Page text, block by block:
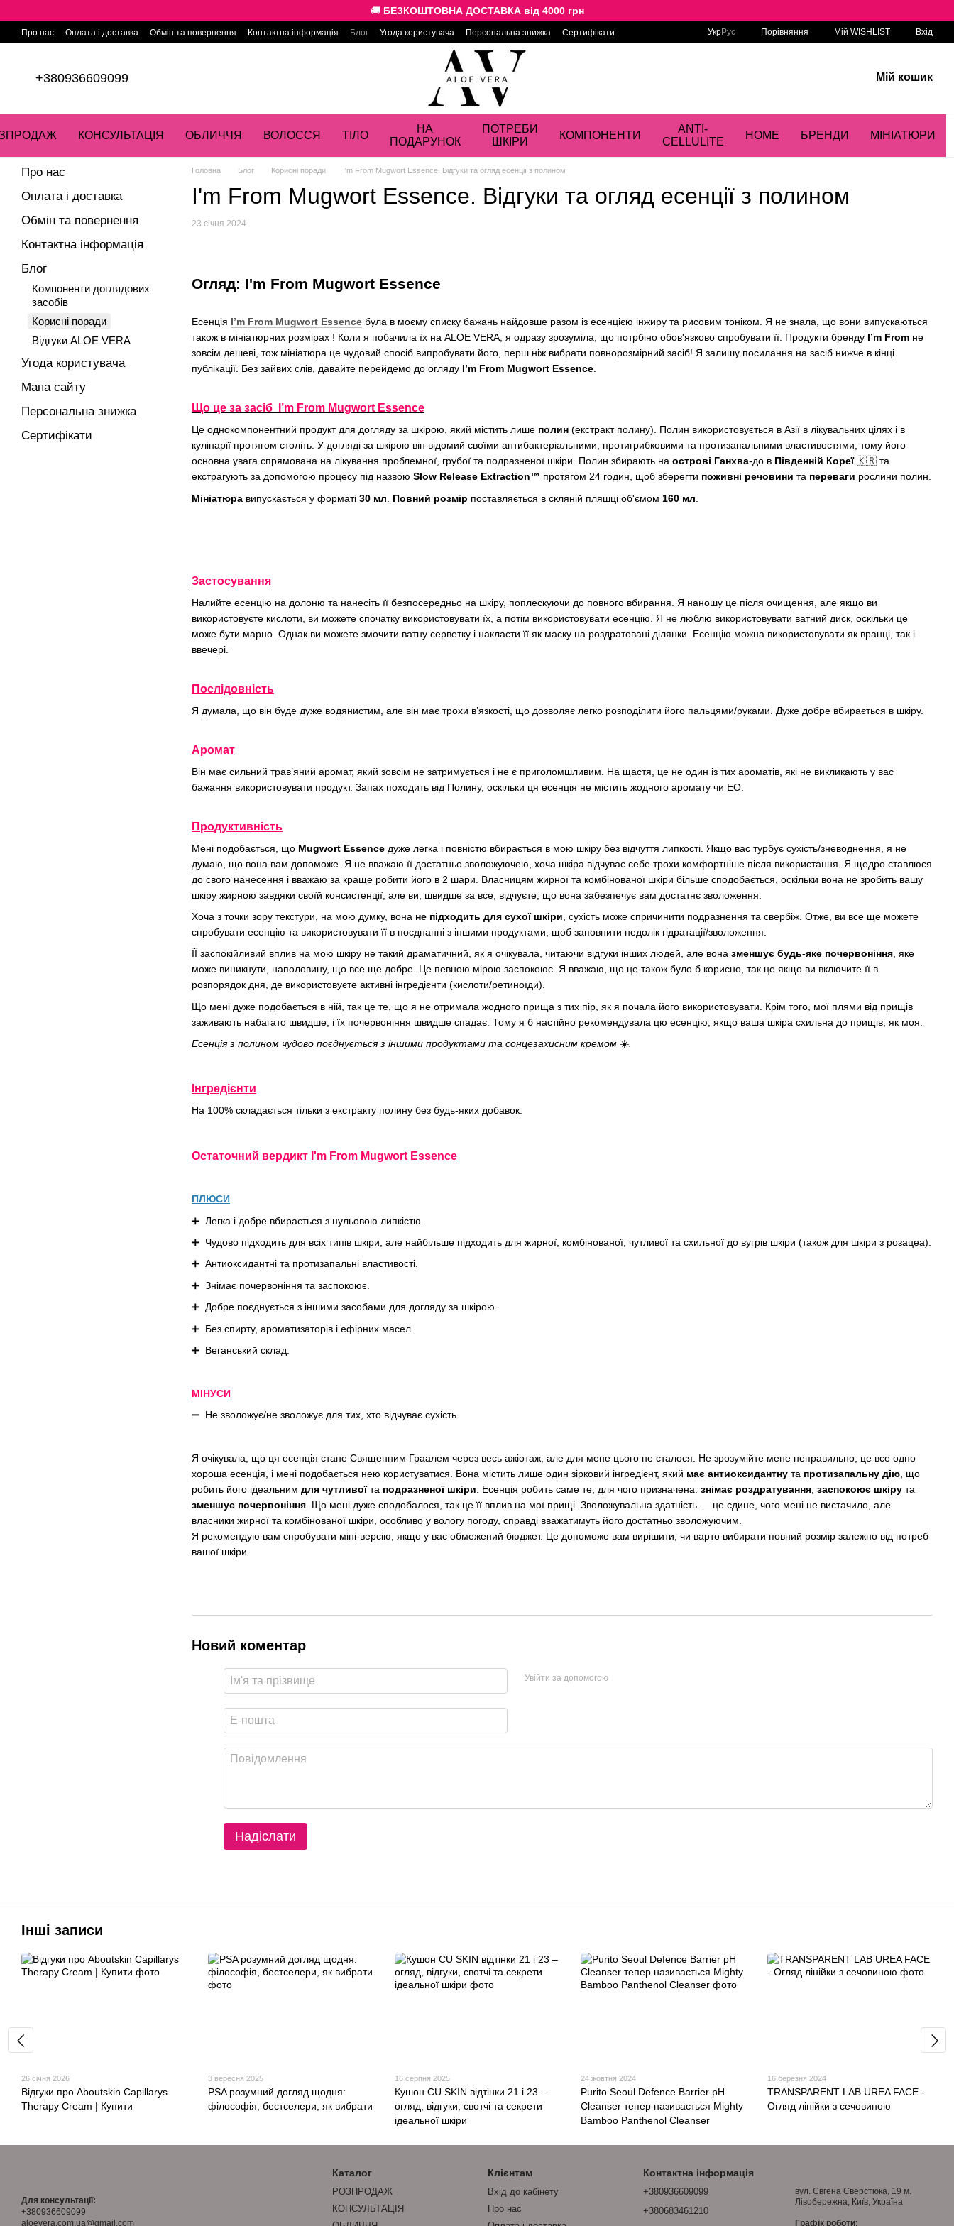
🚚 БЕЗКОШТОВНА ДОСТАВКА від 4000 грн
Про нас Оплата і доставка Обмін та повернення Контактна інформація Блог Угода користувача Персональна знижка Сертифікати УкрРус Порівняння Мій WISHLIST Вхід
+380936609099 Мій кошик
КОНСУЛЬТАЦІЯ ОБЛИЧЧЯ ВОЛОССЯ ТІЛО
НА
ПОДАРУНОК
ПОТРЕБИ
ШКІРИ
КОМПОНЕНТИ
ANTI-
CELLULITE
HOME БРЕНДИ МІНІАТЮРИ
Головна Блог Корисні поради I'm From Mugwort Essence. Відгуки та огляд есенції з полином
I'm From Mugwort Essence. Відгуки та огляд есенції з полином
23 січня 2024
Огляд: I'm From Mugwort Essence
Есенція I’m From Mugwort Essence була в моєму списку бажань найдовше разом із есенцією інжиру та рисовим тоніком. Я не знала, що вони випускаються
також в мініатюрних розмірах ! Коли я побачила їх на ALOE VERA, я одразу зрозуміла, що потрбіно обов'язково спробувати її. Продукти бренду I’m From не
зовсім дешеві, тож мініатюра це чудовий спосіб випробувати його, перш ніж вибрати повнорозмірний засіб! Я залишу посилання на засіб нижче в кінці
публікації. Без зайвих слів, давайте перейдемо до огляду I’m From Mugwort Essence.
Що це за засіб I’m From Mugwort Essence
Це однокомпонентний продукт для догляду за шкірою, який містить лише полин (екстракт полину). Полин використовується в Азії в лікувальних цілях і в
кулінарії протягом століть. У догляді за шкірою він відомий своїми антибактеріальними, протигрибковими та протизапальними властивостями, тому його
основна увага спрямована на лікування проблемної, грубої та подразненої шкіри. Полин збирають на острові Ганхва-до в Південній Кореї🇰🇷 та
екстрагують за допомогою процесу під назвою Slow Release Extraction™ протягом 24 годин, щоб зберегти поживні речовини та переваги рослини полин.
Мініатюра випускається у форматі 30 мл Повний розмір поставляється в скляній пляшці об'ємом 160 мл
Застосування
Налийте есенцію на долоню та нанесіть її безпосередньо на шкіру, поплескуючи до повного вбирання. Я наношу це після очищення, але якщо ви
використовуєте кислоти, ви можете спочатку використовувати їх, а потім використовувати есенцію. Я не люблю використовувати ватний диск, оскільки це
може бути марно. Однак ви можете змочити ватну серветку і накласти її як маску на роздратовані ділянки. Есенцію можна використовувати як вранці, так і
ввечері.
Послідовність
Я думала, що він буде дуже водянистим, але він має трохи в’язкості, що дозволяє легко розподілити його пальцями/руками. Дуже добре вбирається в шкіру.
Аромат
Він має сильний трав’яний аромат, який зовсім не затримується і не є приголомшливим. На щастя, це не один із тих ароматів, які не викликають у вас
бажання використовувати продукт. Запах походить від Полину, оскільки ця есенція не містить жодного аромату чи EO.
Продуктивність
Мені подобається, що Mugwort Essence дуже легка і повністю вбирається в мою шкіру без відчуття липкості. Якщо вас турбує сухість/зневоднення, я не
думаю, що вона вам допоможе. Я не вважаю її достатньо зволожуючею, хоча шкіра відчуває себе трохи комфортніше після використання. Я щедро ставлюся
до свого нанесення і вважаю за краще робити його в 2 шари. Власницям жирної та комбінованої шкіри більше сподобається, оскільки вона не зробить вашу
шкіру жирною завдяки своїй консистенції, але ви, швидше за все, відчуєте, що вона забезпечує вам достатнє зволоження.
Хоча з точки зору текстури, на мою думку, вона не підходить для сухої шкіри , сухість може спричинити подразнення та свербіж. Отже, ви все ще можете
спробувати есенцію та використовувати її в поєднанні з іншими продуктами, щоб заповнити недолік гідратації/зволоження.
ЇЇ заспокійливий вплив на мою шкіру не такий драматичний, як я очікувала, читаючи відгуки інших людей, але вона зменшує будь-яке почервоніння, яке
може виникнути, наполовину, що все ще добре. Це певною мірою заспокоює. Я вважаю, що це також було б корисно, так це якщо ви включите її в
розпорядок дня, де використовуєте активні інгредієнти (кислоти/ретиноїди).
Що мені дуже подобається в ній, так це те, що я не отримала жодного прища з тих пір, як я почала його використовувати. Крім того, мої плями від прищів
заживають набагато швидше, і їх почервоніння швидше спадає. Тому я б настійно рекомендувала цю есенцію, якщо ваша шкіра схильна до прищів, як моя.
Есенція з полином чудово поєднується з іншими продуктами та сонцезахисним кремом ☀️
Інгредієнти
На 100% складається тільки з екстракту полину без будь-яких добавок.
Остаточний вердикт I'm From Mugwort Essence
ПЛЮСИ
➕ Легка і добре вбирається з нульовою липкістю.
➕ Чудово підходить для всіх типів шкіри, але найбільше підходить для жирної, комбінованої, чутливої та схильної до вугрів шкіри (також для шкіри з розацеа).
➕ Антиоксидантні та протизапальні властивості.
➕ Знімає почервоніння та заспокоює.
➕ Добре поєднується з іншими засобами для догляду за шкірою.
➕ Без спирту, ароматизаторів і ефірних масел.
➕ Веганський склад.
МІНУСИ
➖ Не зволожує/не зволожує для тих, хто відчуває сухість.
Я очікувала, що ця есенція стане Священним Граалем через весь ажіотаж, але для мене цього не сталося. Не зрозумійте мене неправильно, це все одно
хороша есенція, і мені подобається нею користуватися. Вона містить лише один зірковий інгредієнт, який має антиоксидантну та протизапальну дію , що
робить його ідеальним для чутливоїта подразненої шкіри . Есенція робить саме те, для чого призначена: знімає роздратування заспокоює шкіру та
зменшує почервоніння . Що мені дуже сподобалося, так це її вплив на мої прищі. Зволожувальна здатність — це єдине, чого мені не вистачило, але
власники жирної та комбінованої шкіри, особливо у вологу погоду, справді вважатимуть його достатньо зволожуючим.
Я рекомендую вам спробувати міні-версію, якщо у вас обмежений бюджет. Це допоможе вам вирішити, чи варто вибирати повний розмір залежно від потреб
вашої шкіри.
Новий коментар
Увійти за допомогою
Надіслати
Про нас
Оплата і доставка
Обмін та повернення
Контактна інформація
Блог
Компоненти доглядових
засобів
Корисні поради
Відгуки ALOE VERA
Угода користувача
Мапа сайту
Персональна знижка
Сертифікати
Інші записи
26 січня 2026
Відгуки про Aboutskin Capillarys
Therapy Cream | Купити
3 вересня 2025
PSA розумний догляд щодня:
філософія, бестселери, як вибрати
16 серпня 2025
Кушон CU SKIN відтінки 21 і 23 –
огляд, відгуки, свотчі та секрети
ідеальної шкіри
24 жовтня 2024
Purito Seoul Defence Barrier pH
Cleanser тепер називається Mighty
Bamboo Panthenol Cleanser
16 березня 2024
TRANSPARENT LAB UREA FACE -
Огляд лінійки з сечовиною
Для консультації:
+380936609099
aloevera.com.ua@gmail.com
Каталог
РОЗПРОДАЖ
КОНСУЛЬТАЦІЯ
Клієнтам
Вхід до кабінету
Про нас
Контактна інформація
+380936609099
+380683461210
вул. Євгена Сверстюка, 19 м.
Лівобережна, Київ, Україна
Графік роботи: